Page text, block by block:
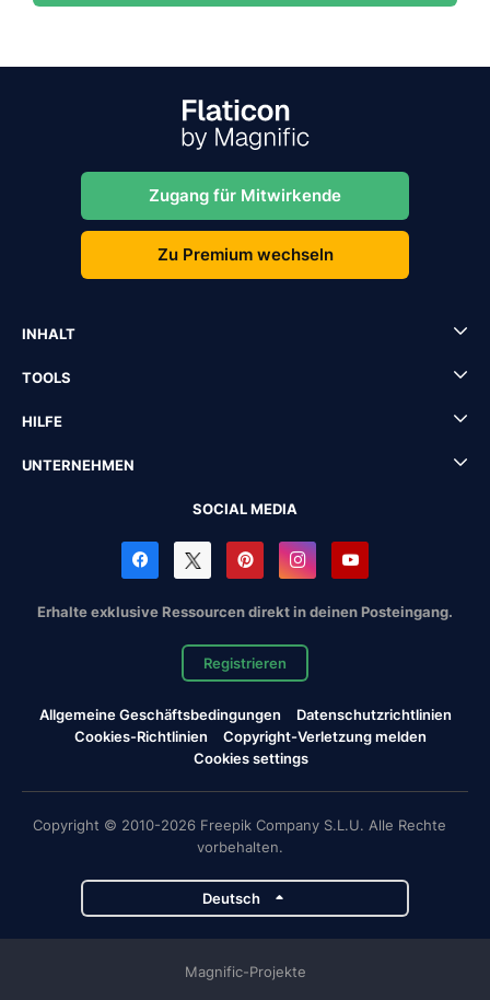
Zugang für Mitwirkende
Zu Premium wechseln
INHALT
TOOLS
HILFE
UNTERNEHMEN
SOCIAL MEDIA
Erhalte exklusive Ressourcen direkt in deinen Posteingang.
Registrieren
Allgemeine Geschäftsbedingungen
Datenschutzrichtlinien
Cookies-Richtlinien
Copyright-Verletzung melden
Cookies settings
Copyright © 2010-2026 Freepik Company S.L.U. Alle Rechte
vorbehalten.
Deutsch
Magnific-Projekte